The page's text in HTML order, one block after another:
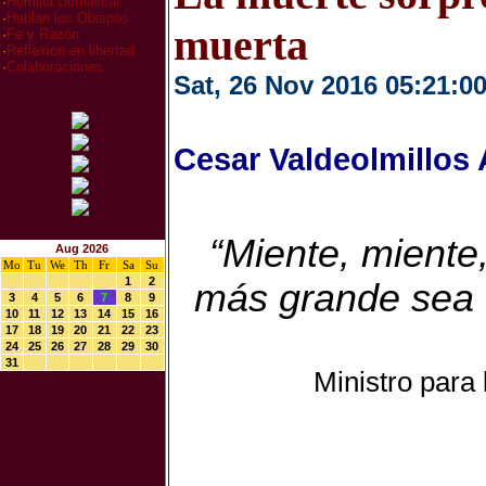
· Hablan los Obispos
· Fe y Razón
· Reflexion en libertad
·Colaboraciones
Aug 2026
Mo
Tu We Th Fr Sa
Su
1
2
3
4 5 6 7 8
9
10
11 12 13 14 15
16
17
18 19 20 21 22
23
24
25 26 27 28 29
30
31
muerta
Sat, 26 Nov 2016 05:21:00
Cesar Valdeolmillos
“Miente,
más grande sea
Ministro para